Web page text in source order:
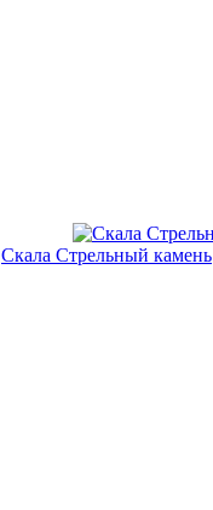
Скала Стрельный камень